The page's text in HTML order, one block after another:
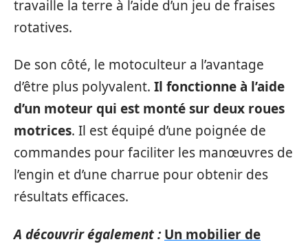
travaille la terre à l’aide d’un jeu de fraises
rotatives.
De son côté, le motoculteur a l’avantage
d’être plus polyvalent. Il fonctionne à l’aide
d’un moteur qui est monté sur deux roues
motrices. Il est équipé d’une poignée de
commandes pour faciliter les manœuvres de
l’engin et d’une charrue pour obtenir des
résultats efficaces.
A découvrir également : Un mobilier de